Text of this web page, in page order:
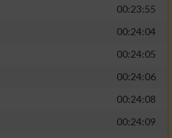
00:23:55
00:24:04
00:24:05
00:24:06
00:24:08
00:24:09